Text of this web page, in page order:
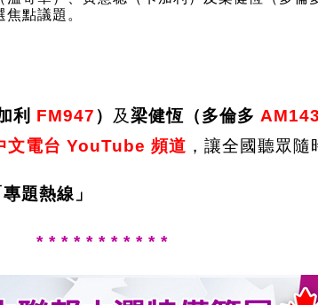
點議題。
利 FM947 ） 及梁健恆（多倫多
文電台 YouTube 頻道 ，讓全國聽眾隨
題熱線」
* * * * * * * * * * *